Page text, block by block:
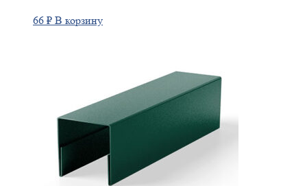
66 ₽ В корзину